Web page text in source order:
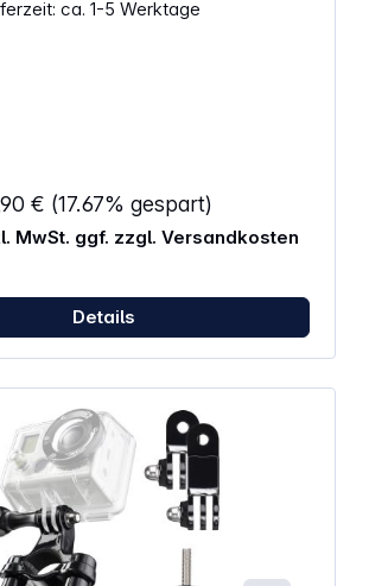
ca. 1-5 Werktage
€ (17.67% gespart)
MwSt. ggf. zzgl. Versandkosten
Details